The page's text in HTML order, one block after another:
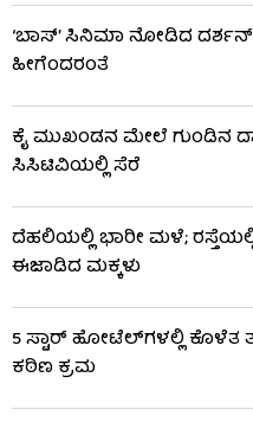
‘ಬಾಸ್’ ಸಿನಿಮಾ ನೋಡಿದ
ಹೀಗೆಂದರಂತೆ
ಕೈ ಮುಖಂಡನ ಮೇಲೆ ಗುಂಡಿನ
ಸಿಸಿಟಿವಿಯಲ್ಲಿ ಸೆರೆ
ದೆಹಲಿಯಲ್ಲಿ ಭಾರೀ ಮಳೆ;
ಈಜಾಡಿದ ಮಕ್ಕಳು
5 ಸ್ಟಾರ್ ಹೋಟೆಲ್​​ಗಳಲ್ಲಿ ಕೊಳೆತ
ಕಠಿಣ ಕ್ರಮ